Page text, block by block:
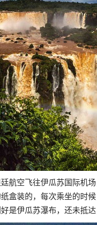
航空飞往伊瓜苏国际机
盒装的，每次乘坐的时
是伊瓜苏瀑布，还未抵达